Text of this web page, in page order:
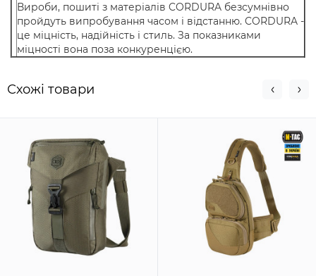
Вироби, пошиті з матеріалів CORDURA безсумнівно
пройдуть випробування часом і відстанню. CORDURA -
це міцність, надійність і стиль. За показниками
міцності вона поза конкуренцією.
Схожi товари